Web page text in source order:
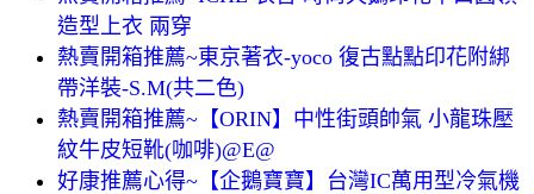
造型上衣 兩穿
熱賣開箱推薦~東京著衣-yoco 復古點點印花附綁
帶洋裝-S.M(共二色)
熱賣開箱推薦~【ORIN】中性街頭帥氣 小龍珠壓
紋牛皮短靴(咖啡)@E@
好康推薦心得~【企鵝寶寶】台灣IC萬用型冷氣機